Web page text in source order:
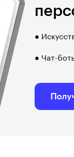
●
● Чат-